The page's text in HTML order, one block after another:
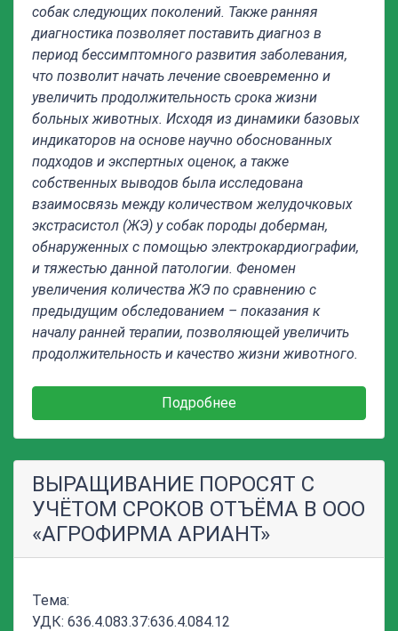
собак следующих поколений. Также ранняя
диагностика позволяет поставить диагноз в
период бессимптомного развития заболевания,
что позволит начать лечение своевременно и
увеличить продолжительность срока жизни
больных животных. Исходя из динамики базовых
индикаторов на основе научно обоснованных
подходов и экспертных оценок, а также
собственных выводов была исследована
взаимосвязь между количеством желудочковых
экстрасистол (ЖЭ) у собак породы доберман,
обнаруженных с помощью электрокардиографии,
и тяжестью данной патологии. Феномен
увеличения количества ЖЭ по сравнению с
предыдущим обследованием – показания к
началу ранней терапии, позволяющей увеличить
продолжительность и качество жизни животного.
Подробнее
ВЫРАЩИВАНИЕ ПОРОСЯТ С
УЧЁТОМ СРОКОВ ОТЪЁМА В ООО
«АГРОФИРМА АРИАНТ»
Тема:
УДК: 636.4.083.37:636.4.084.12